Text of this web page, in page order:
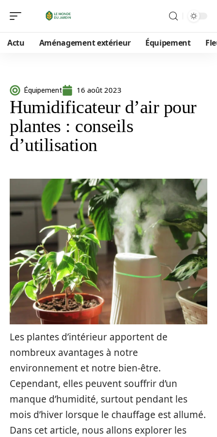
Actu Aménagement extérieur Équipement
Équipement 16 août 2023
Humidificateur d’air pour
plantes : conseils
d’utilisation
Les plantes d’intérieur apportent de
nombreux avantages à notre
environnement et notre bien-être.
Cependant, elles peuvent souffrir d’un
manque d’humidité, surtout pendant les
mois d’hiver lorsque le chauffage est allumé.
Dans cet article, nous allons explorer les